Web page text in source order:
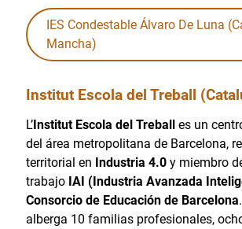
IES Condestable Álvaro De Luna
Mancha)
Institut Escola del Treball
L’Institut Escola del Treballes un
del área metropolitana de Barcelona,
territorial en Industria 4.0y miembro
trabajo IAI (Industria Avanzada
Consorcio de Educación de Barcelona
alberga 10 familias profesionales,